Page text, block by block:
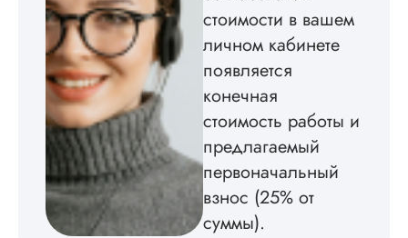
договору тоже
проблем никаких
было, все условия
все время я спал
спокойно,
работы отправляли
четко по графику,
Куратора все у...
стоимости в вашем
личном кабинете
появляется
конечная
стоимость работы и
предлагаемый
первоначальный
взнос (25% от
суммы).